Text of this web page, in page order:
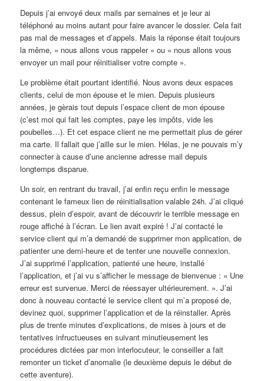
Depuis j’ai envoyé deux mails par semaines et je leur ai
téléphoné au moins autant pour faire avancer le dossier. Cela fait
pas mal de messages et d’appels. Mais la réponse était toujours
la même, « nous allons vous rappeler » ou « nous allons vous
envoyer un mail pour réinitialiser votre compte ».
Le problème était pourtant identifié. Nous avons deux espaces
clients, celui de mon épouse et le mien. Depuis plusieurs
années, je gèrais tout depuis l’espace client de mon épouse
(c’est moi qui fait les comptes, paye les impôts, vide les
poubelles…). Et cet espace client ne me permettait plus de gérer
ma carte. Il fallait que j’aille sur le mien. Hélas, je ne pouvais m’y
connecter à cause d’une ancienne adresse mail depuis
longtemps disparue.
Un soir, en rentrant du travail, j’ai enfin reçu enfin le message
contenant le fameux lien de réinitialisation valable 24h. J’ai cliqué
dessus, plein d’espoir, avant de découvrir le terrible message en
rouge affiché à l’écran. Le lien avait expiré ! J’ai contacté le
service client qui m’a demandé de supprimer mon application, de
patienter une demi-heure et de tenter une nouvelle connexion.
J’ai supprimé l’application, patienté une heure, installé
l’application, et j’ai vu s’afficher le message de bienvenue : « Une
erreur est survenue. Merci de réessayer ultérieurement. ». J’ai
donc à nouveau contacté le service client qui m’a proposé de,
devinez quoi, supprimer l’application et de la réinstaller. Après
plus de trente minutes d’explications, de mises à jours et de
tentatives infructueuses en suivant minutieusement les
procédures dictées par mon interlocuteur, le conseiller a fait
remonter un ticket d’anomalie (le deuxième depuis le début de
cette aventure).